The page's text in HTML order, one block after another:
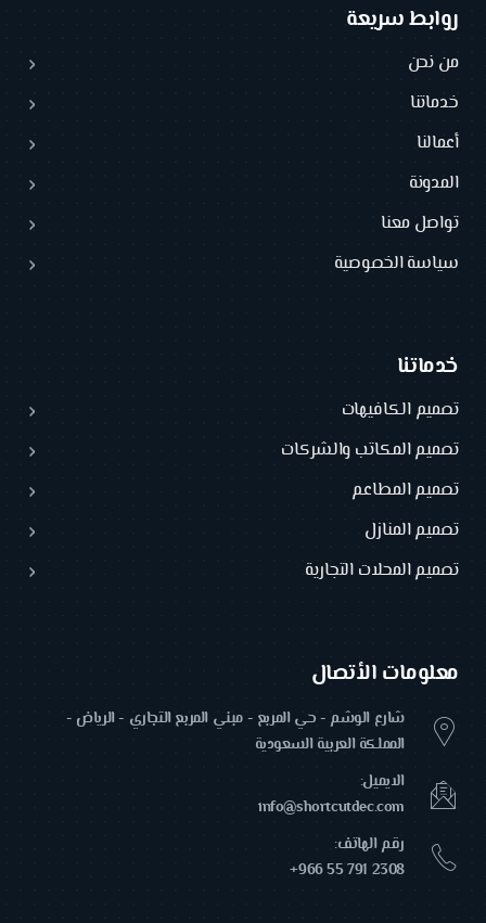
روابط سريعة
من نحن
خدماتنا
أعمالنا
المدونة
تواصل معنا
سياسة الخصوصية
خدماتنا
تصميم الكافيهات
تصميم المكاتب والشركات
تصميم المطاعم
تصميم المنازل
تصميم المحلات التجارية
معلومات الأتصال
شارع الوشم - حي المربع - مبني المربع التجاري - الرياض -
المملكة العربية السعودية
الايميل:
info@shortcutdec.com
رقم الهاتف:
+966 55 791 2308